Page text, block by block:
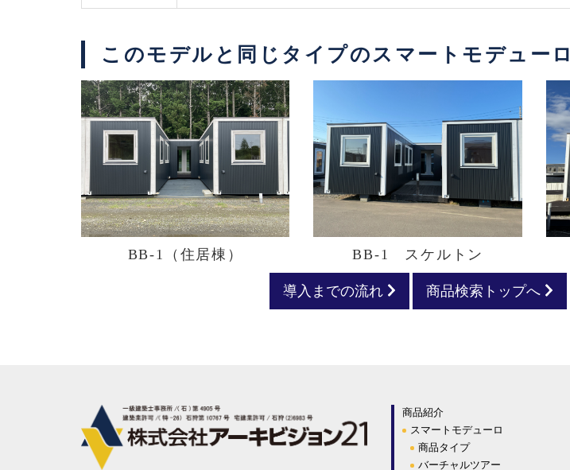
このモデルと同じタイプのスマートモデューロ
BB-1（住居棟） BB-1 スケルトン
導入までの流れ 商品検索トップへ
商品紹介
スマートモデューロ
商品タイプ
バーチャルツアー